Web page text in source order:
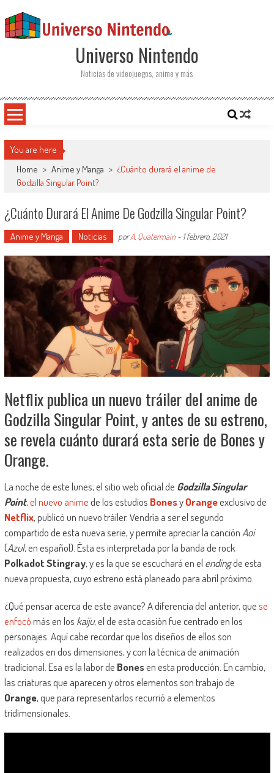
Universo Nintendo
Noticias de videojuegos, anime y más
You are here
Home > Anime y Manga > ¿Cuánto durará el anime de
Godzilla Singular Point?
¿Cuánto Durará El Anime De Godzilla Singular Point?
Anime y Manga Noticias porA. Quatermain- 1 febrero, 2021
Netflix publica un nuevo tráiler del anime de
Godzilla Singular Point, y antes de su estreno,
se revela cuánto durará esta serie de Bones y
Orange.
La noche de este lunes, el sitio web oficial de Godzilla Singular
Point,el nuevo animede los estudios BonesyOrangeexclusivo de
Netflix, publicó un nuevo tráiler. Vendría a ser el segundo
compartido de esta nueva serie, y permite apreciar la canción Aoi
(Azul, en español). Ésta es interpretada por la banda de rock
Polkadot Stingray, y es la que se escuchará en el endingde esta
nueva propuesta, cuyo estreno está planeado para abril próximo.
¿Qué pensar acerca de este avance? A diferencia del anterior, quese
enfocómás en los kaiju, el de esta ocasión fue centrado en los
personajes. Aquí cabe recordar que los diseños de ellos son
realizados en dos dimensiones, y con la técnica de animación
tradicional. Esa es la labor de Bonesen esta producción. En cambio,
las criaturas que aparecen y otros elementos son trabajo de
Orange, que para representarlos recurrió a elementos
tridimensionales.